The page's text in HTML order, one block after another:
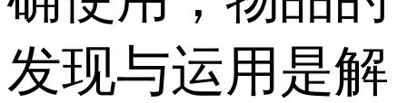
发现与运用是解